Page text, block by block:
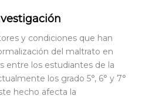
y condiciones que han
del maltrato en
entre los estudiantes de la
los grado 5°, 6° y 7°
hecho afecta la